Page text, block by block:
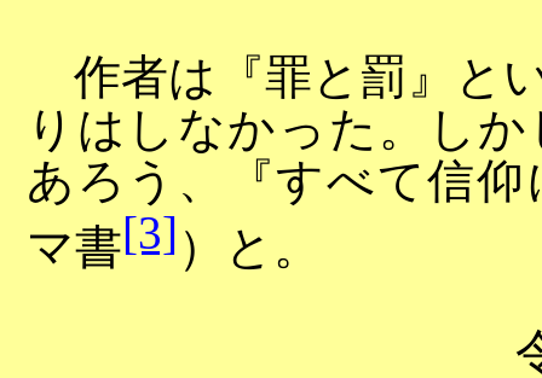
作者は『罪と罰』と
りはしなかった。し
あろう、『すべて信
マ書[3]）と。